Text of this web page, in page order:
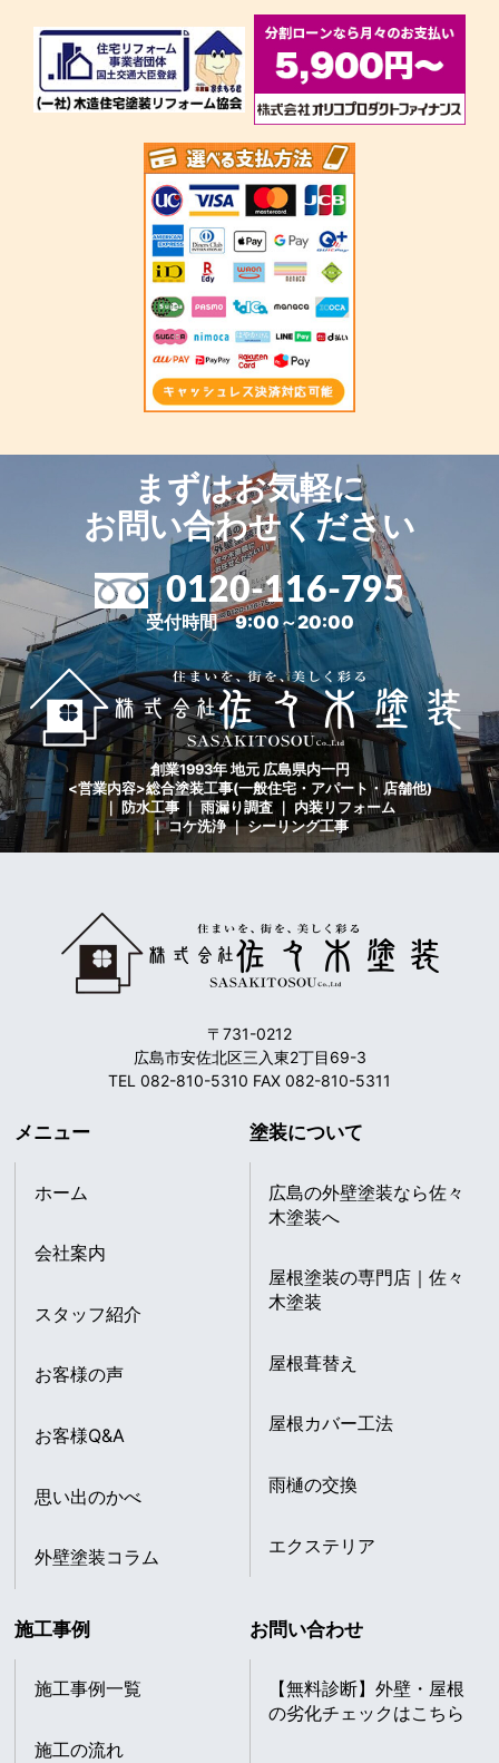
まずはお気軽に
お問い合わせください
0120-116-795
受付時間 9:00～20:00
創業1993年 地元 広島県内一円
<営業内容>総合塗装工事(一般住宅・アパート・店舗他)
｜ 防水工事 ｜ 雨漏り調査 ｜ 内装リフォーム
｜ コケ洗浄 ｜ シーリング工事
〒731-0212
広島市安佐北区三入東2丁目69-3
TEL 082-810-5310 FAX 082-810-5311
メニュー
ホーム
会社案内
スタッフ紹介
お客様の声
お客様Q&A
思い出のかべ
外壁塗装コラム
塗装について
広島の外壁塗装なら佐々
木塗装へ
屋根塗装の専門店｜佐々
木塗装
屋根葺替え
屋根カバー工法
雨樋の交換
エクステリア
施工事例
施工事例一覧
施工の流れ
お問い合わせ
【無料診断】外壁・屋根
の劣化チェックはこちら